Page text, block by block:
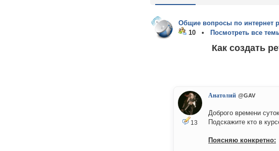
Общие вопросы по интернет
10 •
Посмотреть все
Как создать
13
Анатолий @GAV
Доброго времени
Подскажите кто в
Поясняю конкретно: